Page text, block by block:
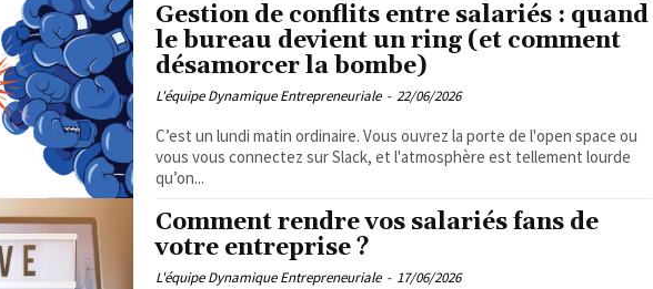
Gestion de conflits entre salariés : quand
le bureau devient un ring (et comment
désamorcer la bombe)
L'équipe Dynamique Entrepreneuriale - 22/06/2026
C’est un lundi matin ordinaire. Vous ouvrez la porte de l'open space ou
vous vous connectez sur Slack, et l'atmosphère est tellement lourde
qu’on...
Comment rendre vos salariés fans de
votre entreprise ?
L'équipe Dynamique Entrepreneuriale - 17/06/2026